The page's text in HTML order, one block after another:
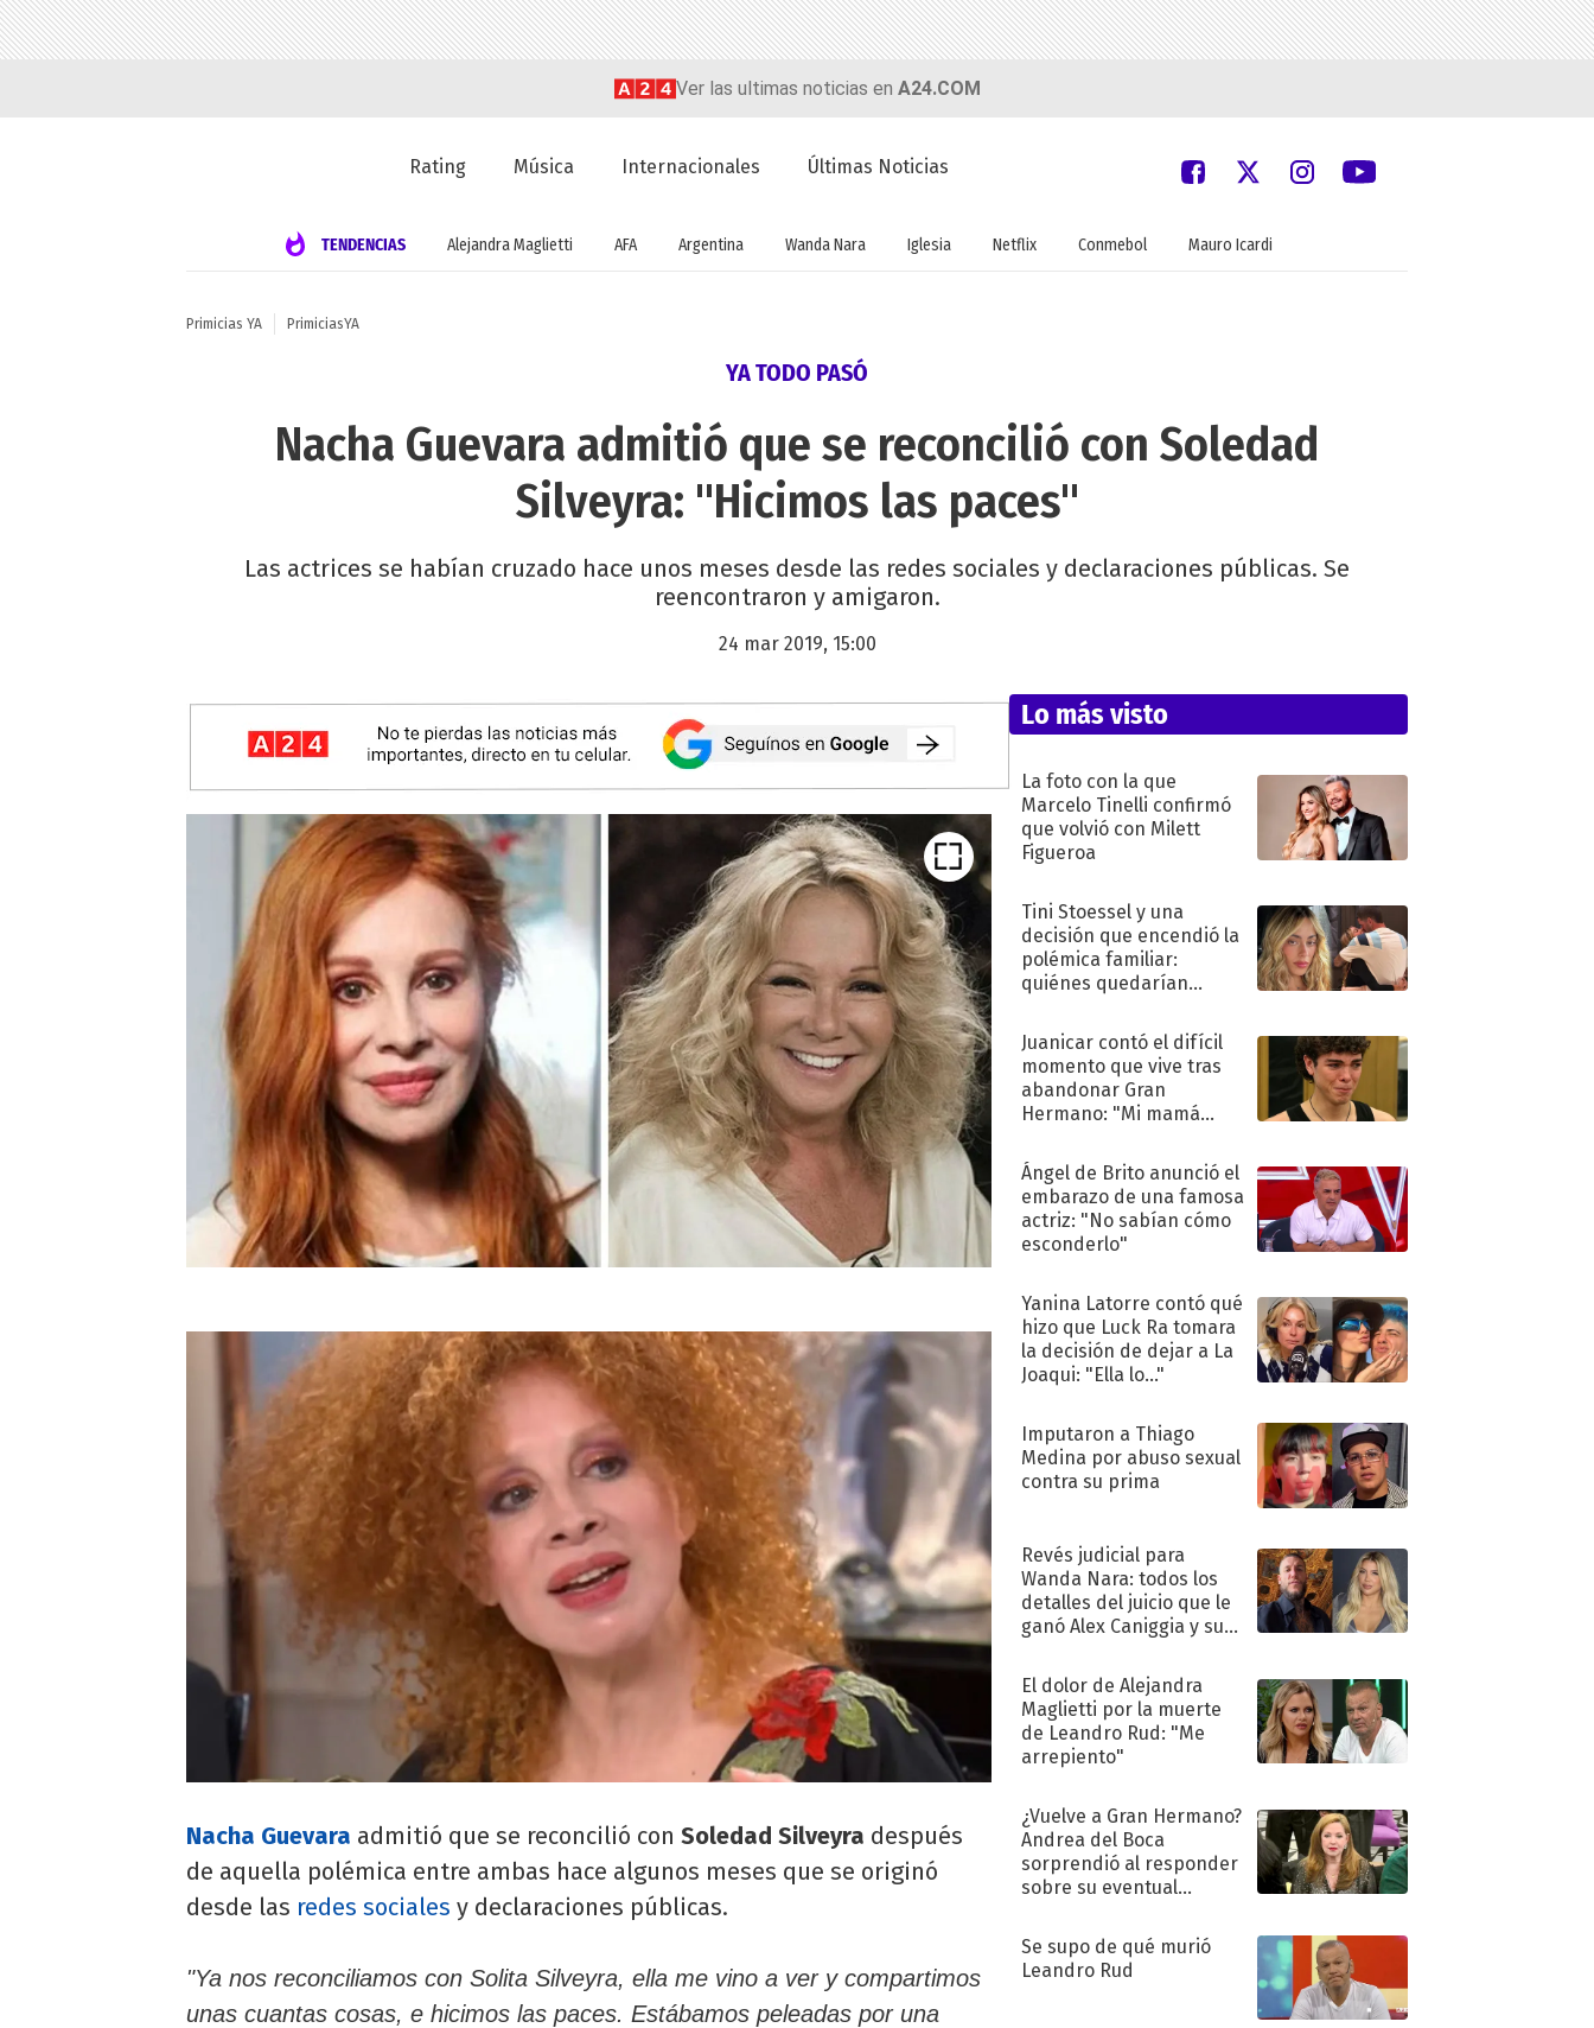
Ver las ultimas noticias en A24.COM
Rating Música Internacionales Últimas Noticias
TENDENCIAS Alejandra Maglietti AFA Argentina Wanda Nara Iglesia Netflix Conmebol Mauro Icardi
Primicias YA PrimiciasYA
YA TODO PASÓ
Nacha Guevara admitió que se reconcilió con Soledad
Silveyra: "Hicimos las paces"
Las actrices se habían cruzado hace unos meses desde las redes sociales y declaraciones públicas. Se
reencontraron y amigaron.
24 mar 2019, 15:00
Nacha Guevara admitió que se reconcilió con Soledad Silveyra después
de aquella polémica entre ambas hace algunos meses que se originó
desde las redes sociales y declaraciones públicas.
"Ya nos reconciliamos con Solita Silveyra, ella me vino a ver y compartimos
unas cuantas cosas, e hicimos las paces. Estábamos peleadas por una
Lo más visto
La foto con la que
Marcelo Tinelli confirmó
que volvió con Milett
Figueroa
Tini Stoessel y una
decisión que encendió la
polémica familiar:
quiénes quedarían
Juanicar contó el difícil
momento que vive tras
abandonar Gran
Hermano: "Mi mamá
Ángel de Brito anunció el
embarazo de una famosa
actriz: "No sabían cómo
esconderlo"
Yanina Latorre contó qué
hizo que Luck Ra tomara
la decisión de dejar a La
Joaqui: "Ella lo..."
Imputaron a Thiago
Medina por abuso sexual
contra su prima
Revés judicial para
Wanda Nara: todos los
detalles del juicio que le
ganó Alex Caniggia y sus
El dolor de Alejandra
Maglietti por la muerte
de Leandro Rud: "Me
arrepiento"
¿Vuelve a Gran Hermano?
Andrea del Boca
sorprendió al responder
sobre su eventual
Se supo de qué murió
Leandro Rud